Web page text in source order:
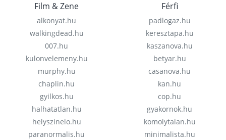
Film & Zene
alkonyat.hu
walkingdead.hu
007.hu
kulonvelemeny.hu
murphy.hu
chaplin.hu
gyilkos.hu
halhatatlan.hu
helyszinelo.hu
paranormalis.hu
Férfi
padlogaz.hu
keresztapa.hu
kaszanova.hu
betyar.hu
casanova.hu
kan.hu
cop.hu
gyakornok.hu
komolytalan.hu
minimalista.hu